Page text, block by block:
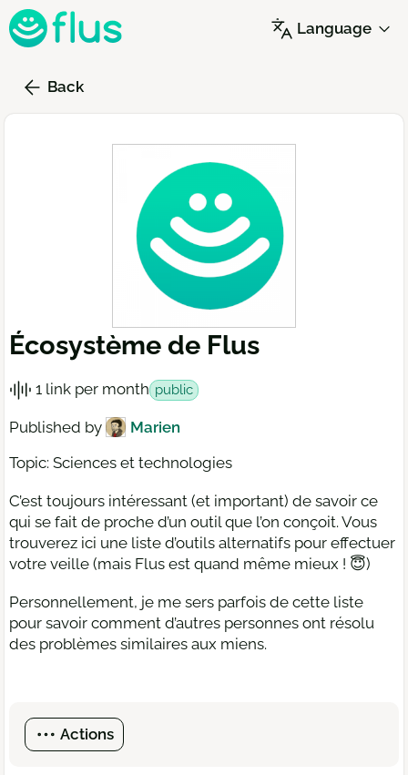
Skip
to
content
Language
Back
Écosystème de Flus
1 link per month public
Published by
Marien
Topic: Sciences et technologies
C’est toujours intéressant (et important) de savoir ce
qui se fait de proche d’un outil que l’on conçoit. Vous
trouverez ici une liste d’outils alternatifs pour effectuer
votre veille (mais Flus est quand même mieux ! 😇)
Personnellement, je me sers parfois de cette liste
pour savoir comment d’autres personnes ont résolu
des problèmes similaires aux miens.
Actions